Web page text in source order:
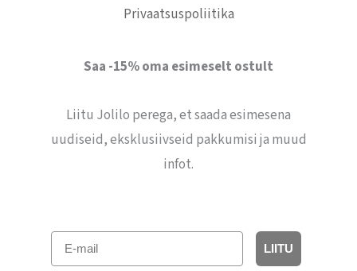
Privaatsuspoliitika
Saa -15% oma esimeselt ostult
Liitu Jolilo perega, et saada esimesena
uudiseid, eksklusiivseid pakkumisi ja muud
infot.
E-mail
LIITU